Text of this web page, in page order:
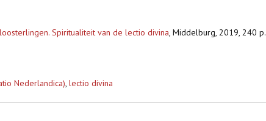
Spiritualiteit van de lectio divina, Middelburg, 2019, 240 p.
Nederlandica), lectio divina